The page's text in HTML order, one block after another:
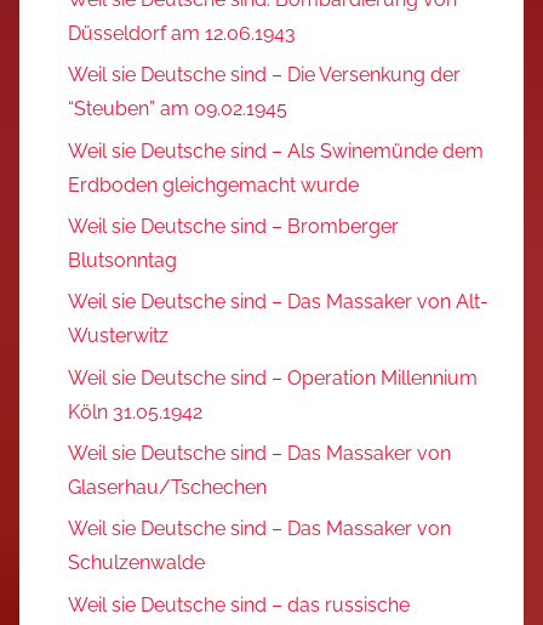
Düsseldorf am 12.06.1943
Weil sie Deutsche sind – Die Versenkung der
“Steuben” am 09.02.1945
Weil sie Deutsche sind – Als Swinemünde dem
Erdboden gleichgemacht wurde
Weil sie Deutsche sind – Bromberger
Blutsonntag
Weil sie Deutsche sind – Das Massaker von Alt-
Wusterwitz
Weil sie Deutsche sind – Operation Millennium
Köln 31.05.1942
Weil sie Deutsche sind – Das Massaker von
Glaserhau/Tschechen
Weil sie Deutsche sind – Das Massaker von
Schulzenwalde
Weil sie Deutsche sind – das russische